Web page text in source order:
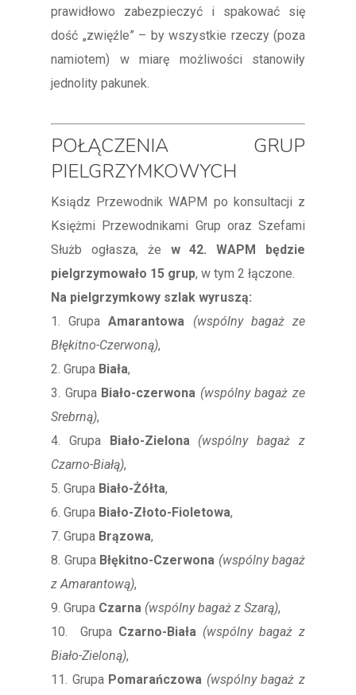
prawidłowo zabezpieczyć i spakować się
dość „zwięźle” – by wszystkie rzeczy (poza
namiotem) w miarę możliwości stanowiły
jednolity pakunek.
POŁĄCZENIA GRUP
PIELGRZYMKOWYCH
Ksiądz Przewodnik WAPM po konsultacji z
Księżmi Przewodnikami Grup oraz Szefami
Służb ogłasza, że w 42. WAPM będzie
pielgrzymowało 15 grup, w tym 2 łączone.
Na pielgrzymkowy szlak wyruszą:
1. GrupaAmarantowa (wspólny bagaż ze
Błękitno-Czerwoną),
2. Grupa Biała,
3. Grupa Biało-czerwona (wspólny bagaż ze
Srebrną),
4. Grupa Biało-Zielona (wspólny bagaż z
Czarno-Białą),
5. Grupa Biało-Żółta,
6. Grupa Biało-Złoto-Fioletowa,
7. Grupa Brązowa,
8. Grupa Błękitno-Czerwona (wspólny bagaż
z Amarantową),
9. Grupa Czarna (wspólny bagaż z Szarą),
10. Grupa Czarno-Biała (wspólny bagaż z
Biało-Zieloną),
11. Grupa Pomarańczowa (wspólny bagaż z